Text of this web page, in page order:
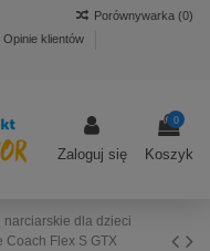
Opinie klientów
Porównywarka (0)
Zaloguj się
0
Koszyk
narciarskie dla dzieci
Coach Flex S GTX